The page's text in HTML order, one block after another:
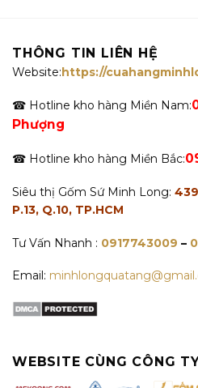
THÔNG TIN LIÊN HỆ
Website:https://
☎ Hotline kho hàng Miền Nam:
Phượng
☎ Hotline kho hàng Miền Bắc:
Siêu thị Gốm Sứ Minh Long:
P.13, Q.10, TP.HCM
Tư Vấn Nhanh : 0917743009 –
Email:
WEBSITE CÙNG CÔNG